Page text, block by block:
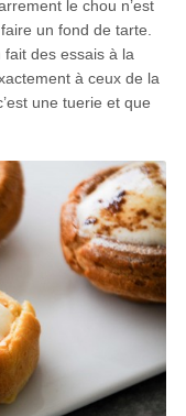
le chou n’est
un fond de tarte.
fait des essais à la
à ceux de la
une tuerie et que